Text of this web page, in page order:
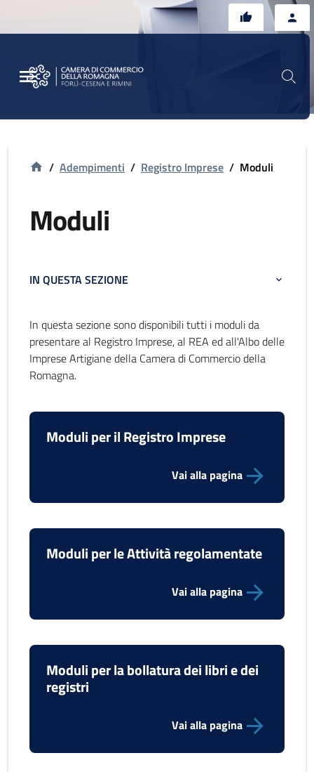
/ Adempimenti / Registro Imprese / Moduli
Moduli
IN QUESTA SEZIONE
In questa sezione sono disponibili tutti i moduli da
presentare al Registro Imprese, al REA ed all'Albo delle
Imprese Artigiane della Camera di Commercio della
Romagna.
Moduli per il Registro Imprese
Vai alla pagina
Moduli per le Attività regolamentate
Vai alla pagina
Moduli per la bollatura dei libri e dei
registri
Vai alla pagina